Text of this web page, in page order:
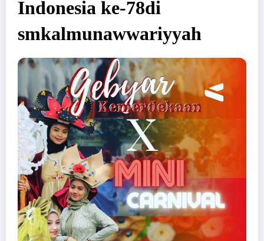
Indonesia ke-78di
smkalmunawwariyyah